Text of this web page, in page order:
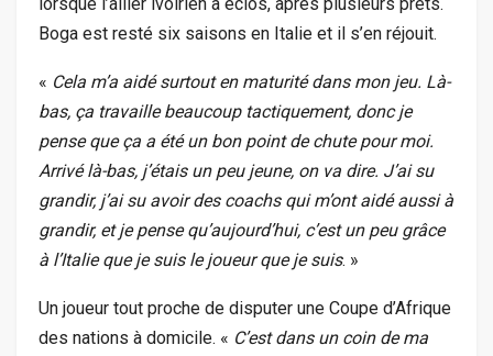
lorsque l’ailier ivoirien a éclos, après plusieurs prêts.
Boga est resté six saisons en Italie et il s’en réjouit.
« Cela m’a aidé surtout en maturité dans mon jeu. Là-
bas, ça travaille beaucoup tactiquement, donc je
pense que ça a été un bon point de chute pour moi.
Arrivé là-bas, j’étais un peu jeune, on va dire. J’ai su
grandir, j’ai su avoir des coachs qui m’ont aidé aussi à
grandir, et je pense qu’aujourd’hui, c’est un peu grâce
à l’Italie que je suis le joueur que je suis. »
Un joueur tout proche de disputer une Coupe d’Afrique
des nations à domicile. « C’est dans un coin de ma